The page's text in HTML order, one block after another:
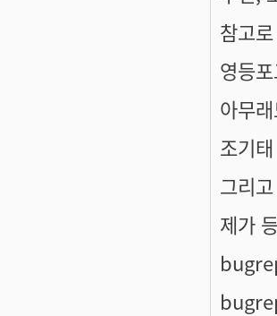
참고
영등
아무
조기
그리
제가